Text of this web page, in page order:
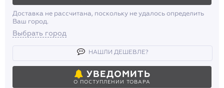
Доставка не рассчитана, поскольку не удалось определить
Ваш город.
Выбрать город
НАШЛИ ДЕШЕВЛЕ?
УВЕДОМИТЬ
О ПОСТУПЛЕНИИ ТОВАРА